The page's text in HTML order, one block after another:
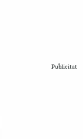
Publicitat